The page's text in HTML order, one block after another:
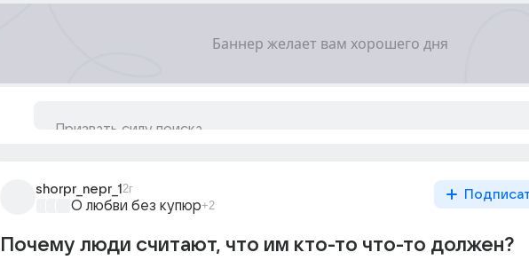
shorpr_nepr_1 2г
О любви без купюр+2
Почему люди считают, что им кто-то что-то должен?